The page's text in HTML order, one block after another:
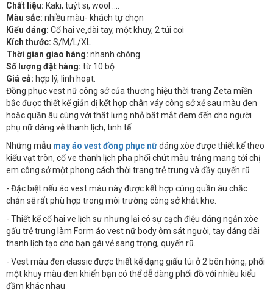
Chất liệu: Kaki, tuýt si, wool ….
Màu sắc: nhiều màu- khách tự chọn
Kiểu dáng: Cổ hai ve,dài tay, một khuy, 2 túi cơi
Kích thước: S/M/L/XL
Thời gian giao hàng: nhanh chóng.
Số lượng đặt hàng: từ 10 bộ
Giá cả: hợp lý, linh hoạt.
Đồng phục vest nữ công sở của thương hiệu thời trang Zeta miền
bắc được thiết kế giản dị kết hợp chân váy công sở xẻ sau màu đen
hoặc quần âu cùng với thắt lưng nhỏ bắt mắt đem đến cho người
phụ nữ dáng vẻ thanh lịch, tinh tế.
Những mẫu may áo vest đồng phục nữdáng xòe được thiết kế theo
kiểu vạt tròn, cổ ve thanh lịch pha phối chút màu trắng mang tới chị
em công sở một phong cách thời trang trẻ trung và đầy quyến rũ
- Đặc biệt nếu áo vest màu này được kết hợp cùng quần âu chắc
chắn sẽ rất phù hợp trong môi trường công sở khắt khe.
- Thiết kế cổ hai ve lịch sự nhưng lại có sự cạch điệu dáng ngắn xòe
gấu trẻ trung làm Form áo vest nữ body ôm sát người, tay dáng dài
thanh lịch tạo cho bạn gái vẻ sang trọng, quyến rũ.
- Vest màu đen classic được thiết kế dạng giấu túi ở 2 bên hông, phối
một khuy màu đen khiến bạn có thể dễ dàng phối đồ với nhiều kiểu
đầm khác nhau